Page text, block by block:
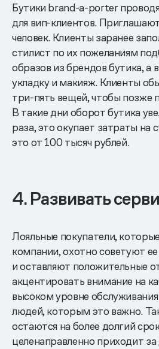
Бутики brand-a-porter
для вип-клиентов.
человек. Клиенты заранее
стилист по их пожеланиям
образов из брендов бутика, а
укладку и макияж. Клиенты
три-пять вещей, чтобы позже
В такие дни оборот бутика
раза, это окупает затраты на
это от 100 тысяч рублей.
4. Развивать
Лояльные покупатели,
компании, охотно советуют
и оставляют положительные
акцентировать внимание на
высоком уровне
людей, которым это важно.
остаются на более долгий
целенаправленно приходит